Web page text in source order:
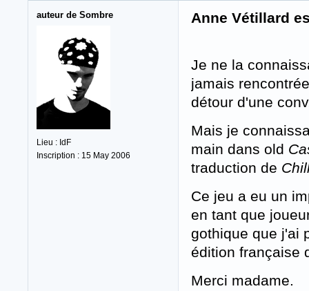
auteur de Sombre
Lieu : IdF
Inscription : 15 May 2006
Anne Vétillard
Je ne la
jamais
détour d'une
Mais je
main dans old
traduction de
Ce jeu a eu un
en tant que
gothique que j'ai
édition française
Merci madame.